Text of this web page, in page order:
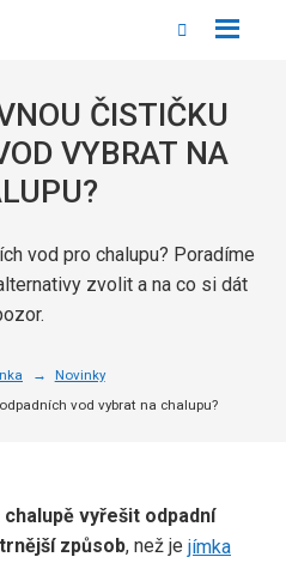
ČISTIČKU
VYBRAT NA
vod pro chalupu? Poradíme
zvolit a na co si dát
Novinky
vod vybrat na chalupu?
vyřešit odpadní
způsob, než je jímka